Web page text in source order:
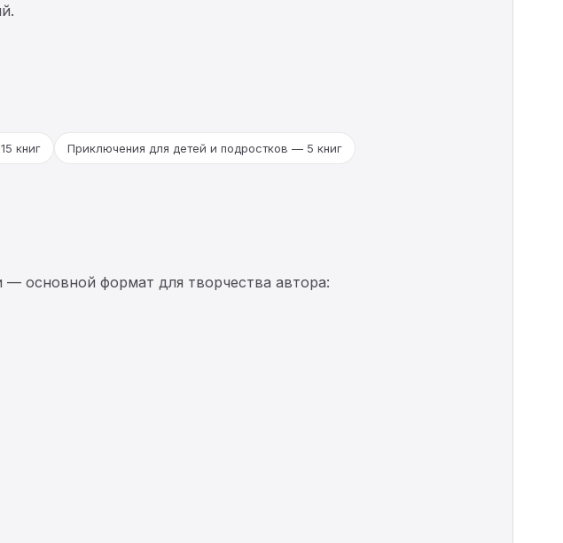
книг Приключения для детей и подростков — 5 книг
основной формат для творчества автора: